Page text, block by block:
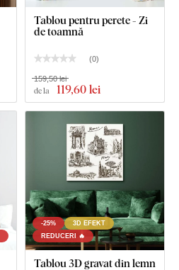
Tablou pentru perete - Zi
de toamnă
(0)
de la 119,60 lei
159,50 lei
-25%
3D EFEKT
REDUCERI 🔥
Tablou 3D gravat din lemn